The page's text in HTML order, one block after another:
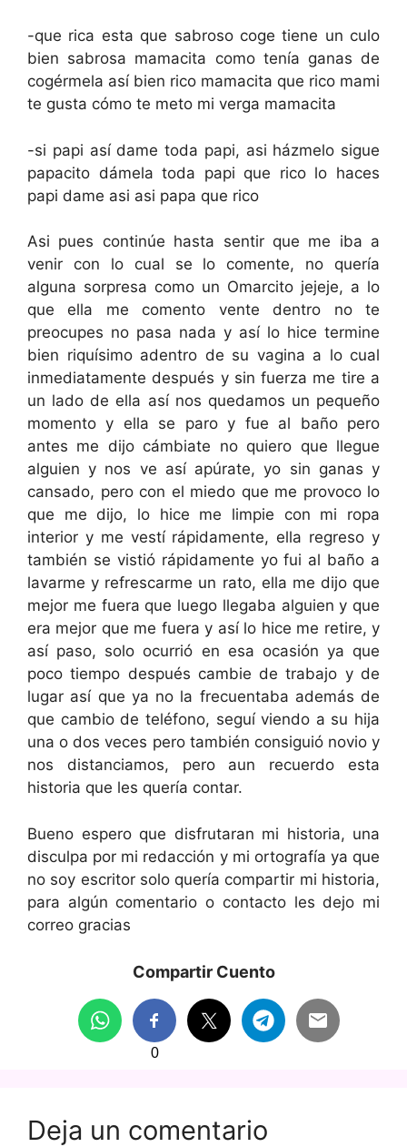
-que rica esta que sabroso coge tiene un culo
bien sabrosa mamacita como tenía ganas de
cogérmela así bien rico mamacita que rico mami
te gusta cómo te meto mi verga mamacita
-si papi así dame toda papi, asi házmelo sigue
papacito dámela toda papi que rico lo haces
papi dame asi asi papa que rico
Asi pues continúe hasta sentir que me iba a
venir con lo cual se lo comente, no quería
alguna sorpresa como un Omarcito jejeje, a lo
que ella me comento vente dentro no te
preocupes no pasa nada y así lo hice termine
bien riquísimo adentro de su vagina a lo cual
inmediatamente después y sin fuerza me tire a
un lado de ella así nos quedamos un pequeño
momento y ella se paro y fue al baño pero
antes me dijo cámbiate no quiero que llegue
alguien y nos ve así apúrate, yo sin ganas y
cansado, pero con el miedo que me provoco lo
que me dijo, lo hice me limpie con mi ropa
interior y me vestí rápidamente, ella regreso y
también se vistió rápidamente yo fui al baño a
lavarme y refrescarme un rato, ella me dijo que
mejor me fuera que luego llegaba alguien y que
era mejor que me fuera y así lo hice me retire, y
así paso, solo ocurrió en esa ocasión ya que
poco tiempo después cambie de trabajo y de
lugar así que ya no la frecuentaba además de
que cambio de teléfono, seguí viendo a su hija
una o dos veces pero también consiguió novio y
nos distanciamos, pero aun recuerdo esta
historia que les quería contar.
Bueno espero que disfrutaran mi historia, una
disculpa por mi redacción y mi ortografía ya que
no soy escritor solo quería compartir mi historia,
para algún comentario o contacto les dejo mi
correo gracias
Compartir Cuento
0
Deja un comentario